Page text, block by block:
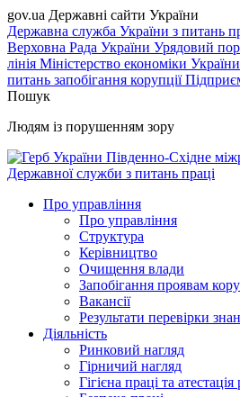
gov.ua Державні сайти України
Державна служба України з питань
Верховна Рада України Урядовий
лінія Міністерство економіки України
питань запобігання корупції
Пошук
Людям із порушенням зору
Південно-Східне
Державної служби з питань праці
Про управління
Про управління
Структура
Керівництво
Очищення влади
Запобігання проявам
Вакансії
Результати перевірки
Діяльність
Ринковий нагляд
Гірничий нагляд
Гігієна праці та